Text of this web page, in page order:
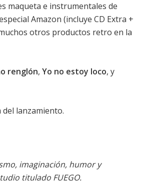
maqueta e instrumentales de
Amazon (incluye CD Extra +
otros productos retro en la
renglón, Yo no estoy loco, y
del lanzamiento.
imaginación, humor y
titulado FUEGO.